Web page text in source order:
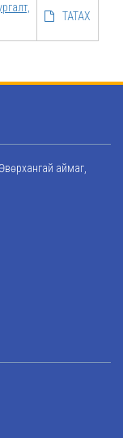
ТАТАХ
аймаг,